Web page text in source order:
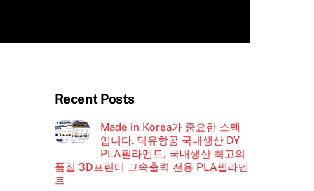
Recent Posts
Made in Korea가 중요한 스펙
입니다. 덕유항공 국내생산 DY
PLA필라멘트, 국내생산 최고의
품질 3D프린터 고속출력 전용 PLA필라멘
트